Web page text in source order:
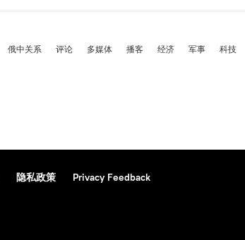
俄中关系 评论 多媒体 播客 经济 军事 科技
隐私政策 Privacy Feedback